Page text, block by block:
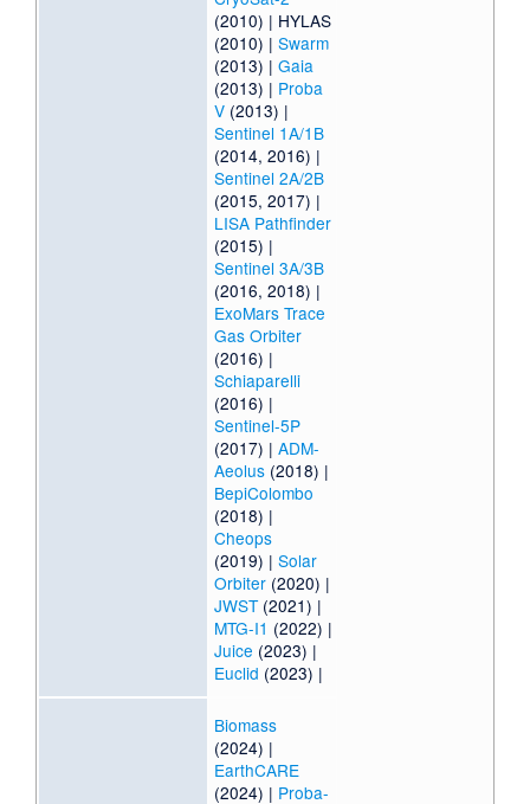
(2010) | HYLAS
(2010) | Swarm
(2013) | Gaia
(2013) | Proba
V(2013) |
Sentinel 1A/1B
(2014, 2016) |
Sentinel 2A/2B
(2015, 2017) |
LISA Pathfinder
(2015) |
Sentinel 3A/3B
(2016, 2018) |
ExoMars Trace
Gas Orbiter
(2016) |
Schiaparelli
(2016) |
Sentinel-5P
(2017) | ADM-
Aeolus(2018) |
BepiColombo
(2018) |
Cheops
(2019) | Solar
Orbiter(2020) |
JWST(2021) |
MTG-I1 (2022) |
Juice (2023) |
Euclid (2023) |
Biomass
(2024) |
EarthCARE
(2024) | Proba-